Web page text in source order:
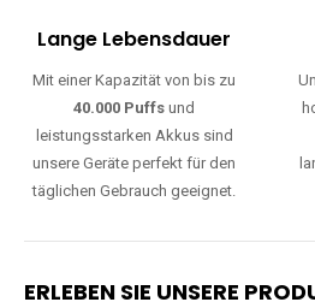
Lange Lebensdauer
Mit einer Kapazität von bis zu
40.000 Puffs und
leistungsstarken Akkus sind
unsere Geräte perfekt für den
täglichen Gebrauch geeignet.
ERLEBEN SIE UNSERE